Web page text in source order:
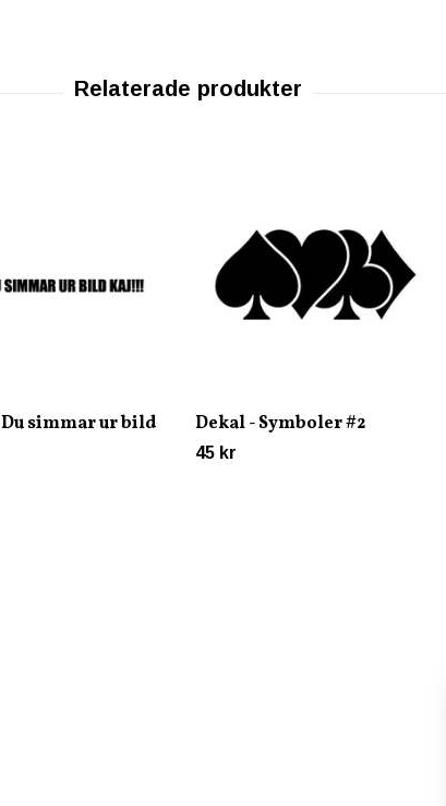
simmar ur bild
Dekal - Symboler #2
45 kr